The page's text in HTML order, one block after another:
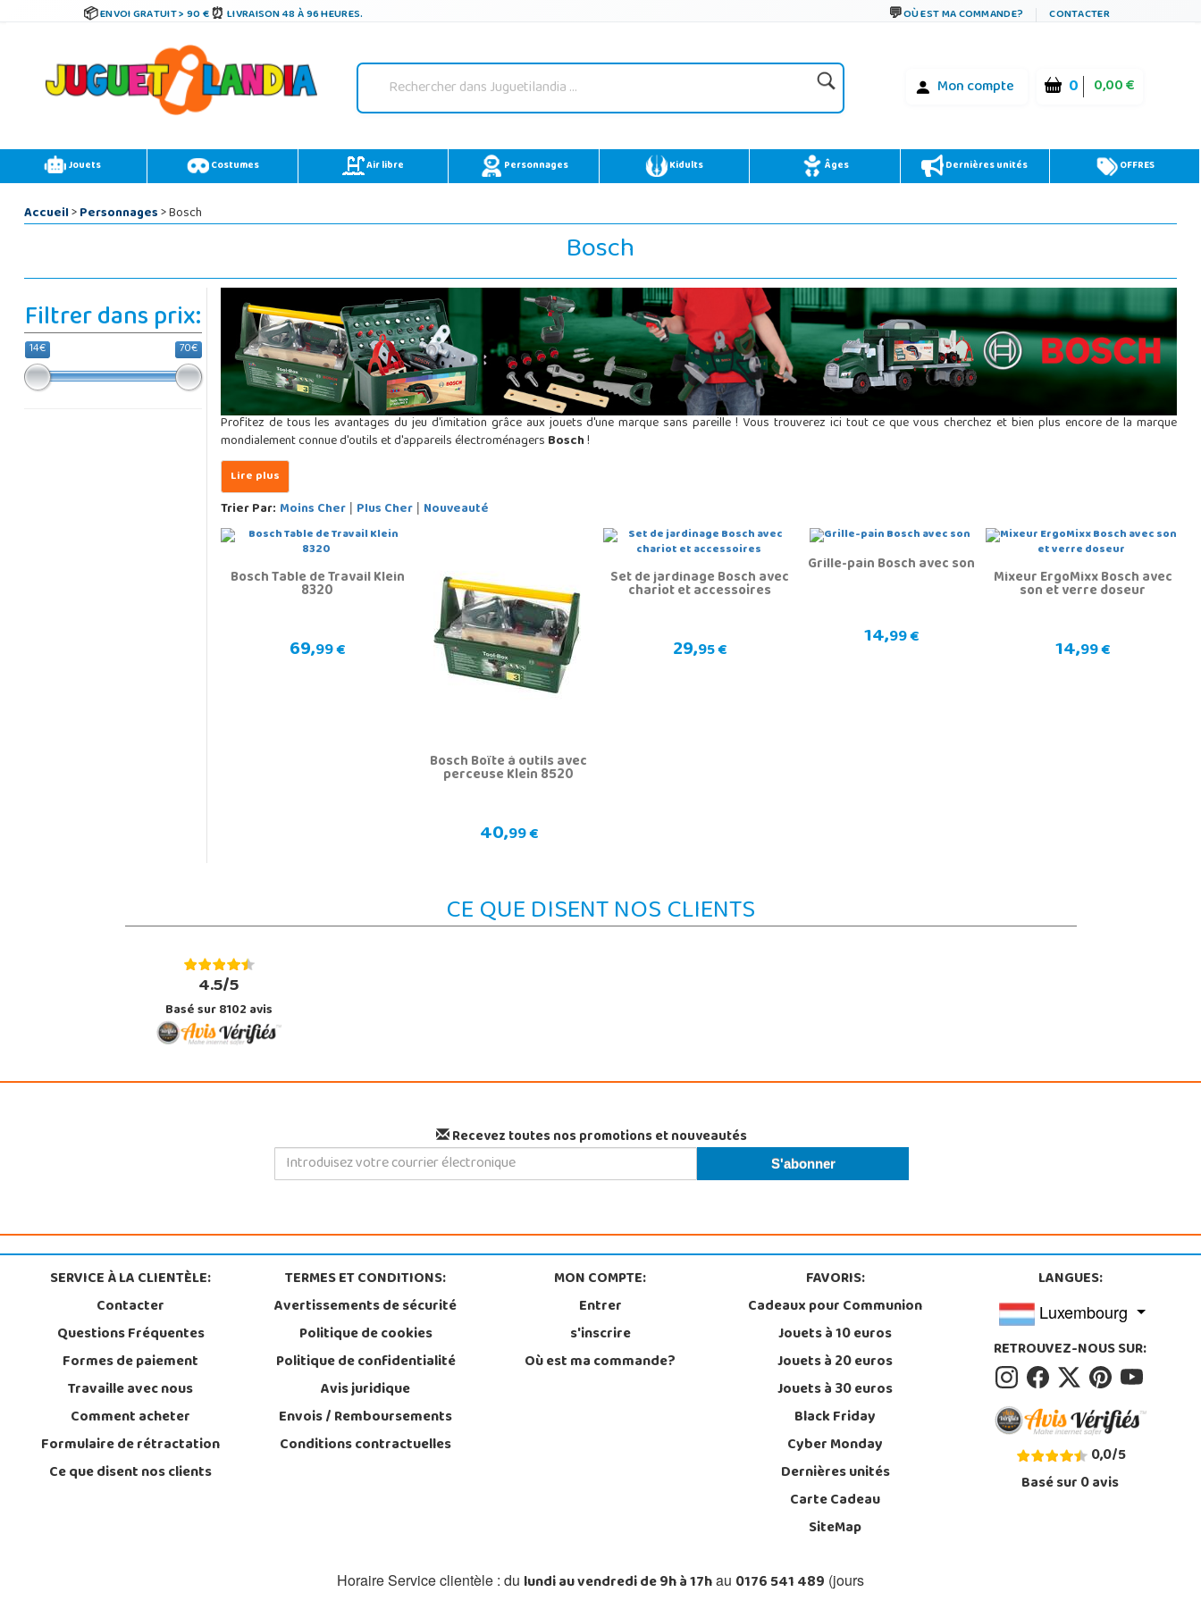
ENVOI GRATUIT > 90 € LIVRAISON 48 À 96 HEURES. OÙ EST MA COMMANDE? CONTACTER
Mon compte 0 0,00 €
Jouets Costumes Air libre Personnages Kidults Âges Dernières unités OFFRES
Accueil>Personnages> Bosch
Bosch
Filtrer dans prix:
14€ 70€
Profitez de tous les avantages du jeu d'imitation grâce aux jouets d'une marque sans pareille ! Vous trouverez ici tout ce que vous cherchez et bien plus encore de la marque
mondialement connue d'outils et d'appareils électroménagersBosch!
Trier Par: Moins Cher| Plus Cher| Nouveauté
Bosch Table de Travail Klein
8320
69,99 €
Bosch Boîte à outils avec
perceuse Klein 8520
40,99 €
Set de jardinage Bosch avec
chariot et accessoires
29,95 €
Grille-pain Bosch avec son
14,99 €
Mixeur ErgoMixx Bosch avec
son et verre doseur
14,99 €
CE QUE DISENT NOS CLIENTS
4.5/5
Basé sur 8102 avis
Recevez toutes nos promotions et nouveautés
SERVICE À LA CLIENTÈLE:
Contacter
Questions Fréquentes
Formes de paiement
Travaille avec nous
Comment acheter
Formulaire de rétractation
Ce que disent nos clients
TERMES ET CONDITIONS:
Avertissements de sécurité
Politique de cookies
Politique de confidentialité
Avis juridique
Envois / Remboursements
Conditions contractuelles
MON COMPTE:
Entrer
s'inscrire
Où est ma commande?
FAVORIS:
Cadeaux pour Communion
Jouets à 10 euros
Jouets à 20 euros
Jouets à 30 euros
Black Friday
Cyber Monday
Dernières unités
Carte Cadeau
SiteMap
LANGUES:
Luxembourg
RETROUVEZ-NOUS SUR:
0,0/5
Basé sur0avis
Horaire Service clientèle : du lundi au vendredi de 9h à 17hau 0176 541 489 (jours